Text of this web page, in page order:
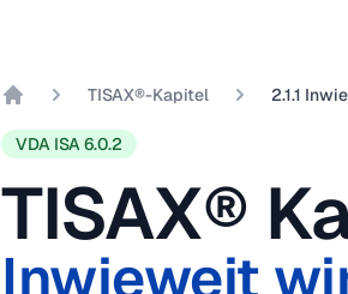
TISAX®-Kapitel
VDA ISA 6.0.2
TISAX®
Inwieweit